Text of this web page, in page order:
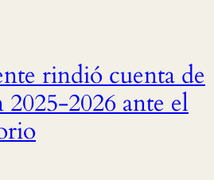
rindió cuenta de
2025-2026 ante el